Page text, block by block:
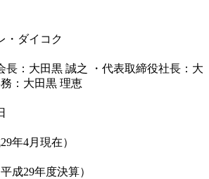
・ダイコク
長：大田黒 誠之 ・代表取締役社長：大
：大田黒 理恵
年4月現在）
成29年度決算）